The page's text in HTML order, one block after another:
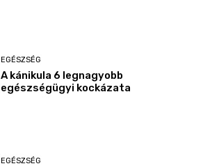
EGÉSZSÉG
A kánikula 6 legnagyobb
egészségügyi kockázata
EGÉSZSÉG